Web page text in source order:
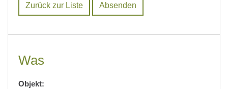
Zurück zur Liste
Was
Objekt: